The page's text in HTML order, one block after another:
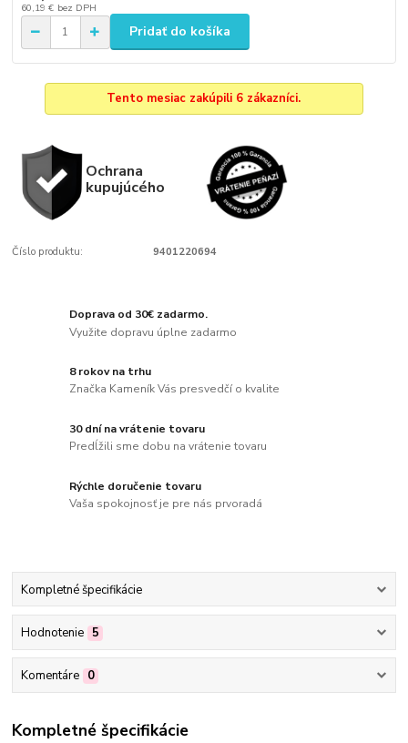
60,19 € bez DPH
Pridať do košíka
Tento mesiac zakúpili 6 zákazníci.
Ochrana
kupujúcého
Číslo produktu: 9401220694
Doprava od 30€ zadarmo.
Využite dopravu úplne zadarmo
8 rokov na trhu
Značka Kameník Vás presvedčí o kvalite
30 dní na vrátenie tovaru
Predĺžili sme dobu na vrátenie tovaru
Rýchle doručenie tovaru
Vaša spokojnosť je pre nás prvoradá
Kompletné špecifikácie
Hodnotenie 5
Komentáre 0
Kompletné špecifikácie